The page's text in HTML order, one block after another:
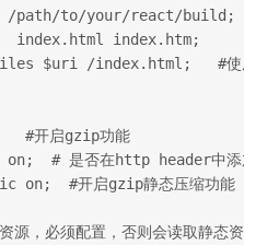
path/to/your/react/build;  #打
index.html index.htm;
$uri /index.html;   #使用
#开启gzip功能
# 是否在http header中添加
on;  #开启gzip静态压缩功能
源，必须配置，否则会读取静态资源